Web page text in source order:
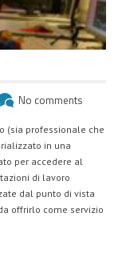
No comments
(sia professionale che
in una
per accedere al
di lavoro
dal punto di vista
offrirlo come servizio